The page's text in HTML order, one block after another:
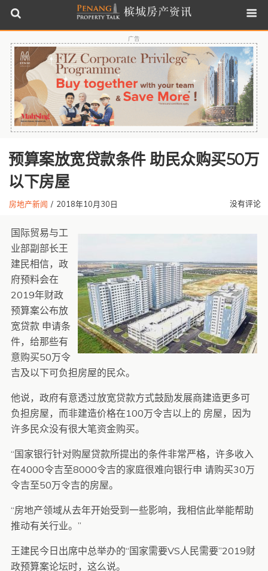
广告
预算案放宽贷款条件 助民众购买50万
以下房屋
房地产新闻 / 2018年10月30日 没有评论
国际贸易与工
业部副部长王
建民相信，政
府预料会在
2019年财政
预算案公布放
宽贷款 申请条
件，给那些有
意购买50万令
吉及以下可负担房屋的民众。
他说，政府有意透过放宽贷款方式鼓励发展商建造更多可
负担房屋，而非建造价格在100万令吉以上的 房屋，因为
许多民众没有很大笔资金购买。
“国家银行针对购屋贷款所提出的条件非常严格，许多收入
在4000令吉至8000令吉的家庭很难向银行申 请购买30万
令吉至50万令吉的房屋。
“房地产领域从去年开始受到一些影响，我相信此举能帮助
推动有关行业。”
王建民今日出席中总举办的“国家需要VS人民需要”2019财
政预算案论坛时，这么说。